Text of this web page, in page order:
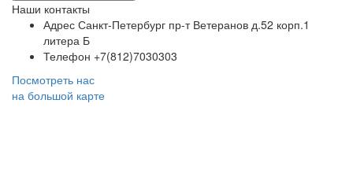
Наши контакты
Адрес Санкт-Петербург пр-т Ветеранов д.52 корп.1
литера Б
Телефон +7(812)7030303
Посмотреть нас
на большой карте